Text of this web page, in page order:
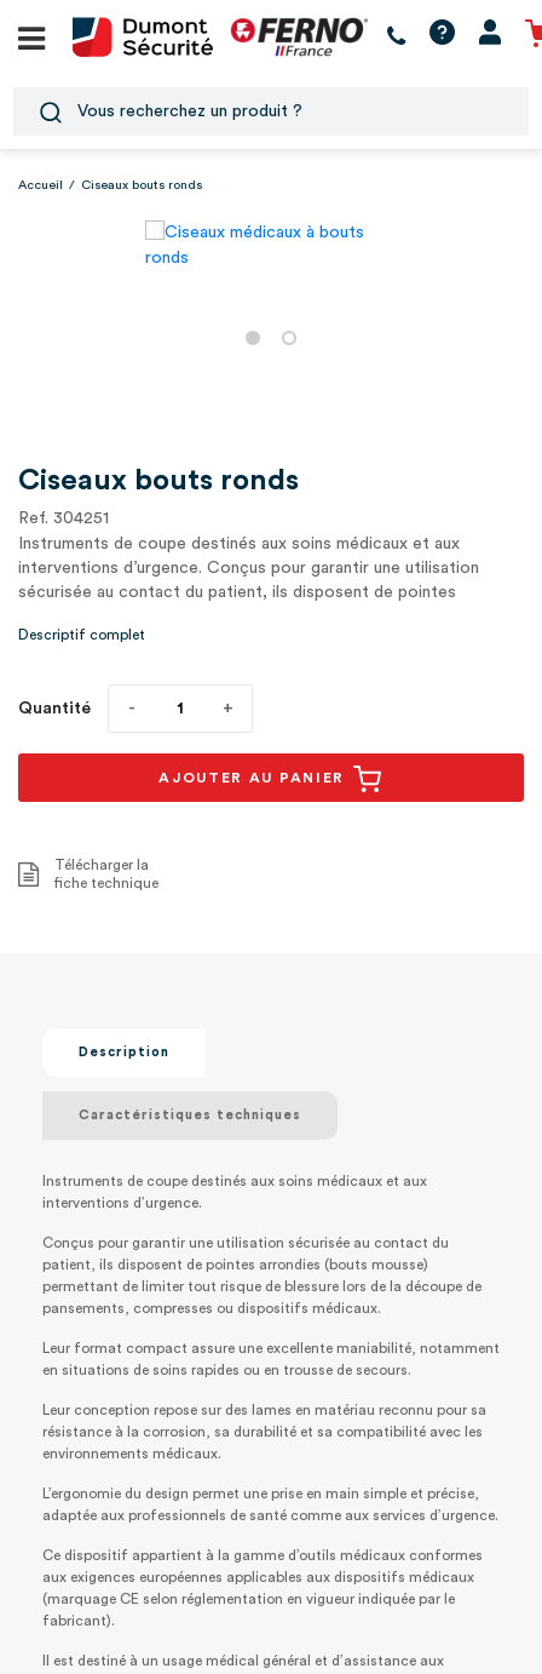
Accueil / Ciseaux bouts ronds
Ciseaux bouts ronds
Ref. 304251
Instruments de coupe destinés aux soins médicaux et aux
interventions d’urgence. Conçus pour garantir une utilisation
sécurisée au contact du patient, ils disposent de pointes
Descriptif complet
Quantité
AJOUTER AU PANIER
Télécharger la
fiche technique
Description
Caractéristiques techniques
Instruments de coupe destinés aux soins médicaux et aux
interventions d’urgence.
Conçus pour garantir une utilisation sécurisée au contact du
patient, ils disposent de pointes arrondies (bouts mousse)
permettant de limiter tout risque de blessure lors de la découpe de
pansements, compresses ou dispositifs médicaux.
Leur format compact assure une excellente maniabilité, notamment
en situations de soins rapides ou en trousse de secours.
Leur conception repose sur des lames en matériau reconnu pour sa
résistance à la corrosion, sa durabilité et sa compatibilité avec les
environnements médicaux.
L’ergonomie du design permet une prise en main simple et précise,
adaptée aux professionnels de santé comme aux services d’urgence.
Ce dispositif appartient à la gamme d’outils médicaux conformes
aux exigences européennes applicables aux dispositifs médicaux
(marquage CE selon réglementation en vigueur indiquée par le
fabricant).
Il est destiné à un usage médical général et d’assistance aux